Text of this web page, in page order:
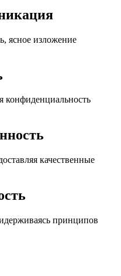
ясное изложение
конфиденциальность
качественные
принципов